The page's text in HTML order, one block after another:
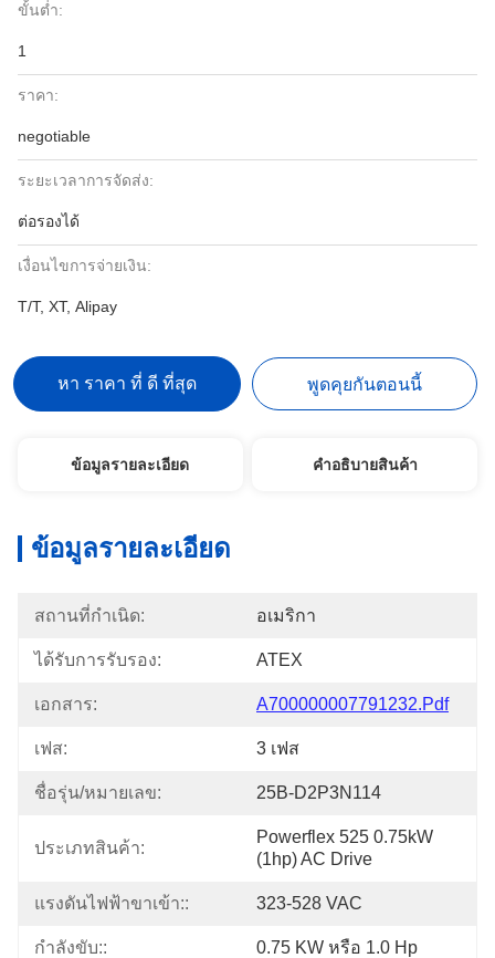
ขั้นต่ำ:
1
ราคา:
negotiable
ระยะเวลาการจัดส่ง:
ต่อรองได้
เงื่อนไขการจ่ายเงิน:
T/T, XT, Alipay
หา ราคา ที่ ดี ที่สุด พูดคุยกันตอนนี้
ข้อมูลรายละเอียด คําอธิบายสินค้า
ข้อมูลรายละเอียด
สถานที่กำเนิด: อเมริกา
ได้รับการรับรอง: ATEX
เอกสาร: A700000007791232.pdf
เฟส: 3 เฟส
ชื่อรุ่น/หมายเลข: 25B-D2P3N114
ประเภทสินค้า:
Powerflex 525 0.75kW
(1hp) AC Drive
แรงดันไฟฟ้าขาเข้า:: 323-528 VAC
กำลังขับ:: 0.75 KW หรือ 1.0 Hp